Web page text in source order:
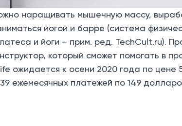
наращивать мышечную массу,
йогой и барре (система
и йоги – прим. ред. TechCult.ru).
который сможет помогать в
ожидается к осени 2020 года по цене
ежемесячных платежей по 149